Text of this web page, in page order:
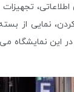
تجهیزات
نمایی از بسته
این نمایشگاه می